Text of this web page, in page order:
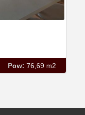
Pow: 76,69 m2